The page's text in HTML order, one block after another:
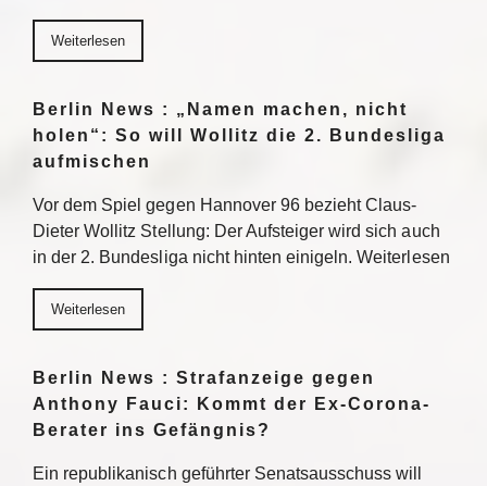
Weiterlesen
Berlin News : „Namen machen, nicht
holen“: So will Wollitz die 2. Bundesliga
aufmischen
Vor dem Spiel gegen Hannover 96 bezieht Claus-
Dieter Wollitz Stellung: Der Aufsteiger wird sich auch
in der 2. Bundesliga nicht hinten einigeln. Weiterlesen
Weiterlesen
Berlin News : Strafanzeige gegen
Anthony Fauci: Kommt der Ex-Corona-
Berater ins Gefängnis?
Ein republikanisch geführter Senatsausschuss will